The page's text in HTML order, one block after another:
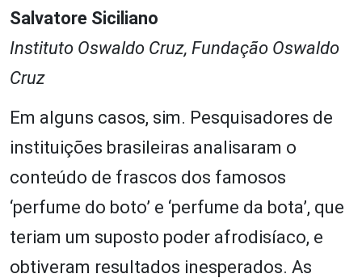
Salvatore Siciliano
Instituto Oswaldo Cruz, Fundação Oswaldo
Cruz
Em alguns casos, sim. Pesquisadores de
instituições brasileiras analisaram o
conteúdo de frascos dos famosos
‘perfume do boto’ e ‘perfume da bota’, que
teriam um suposto poder afrodisíaco, e
obtiveram resultados inesperados. As